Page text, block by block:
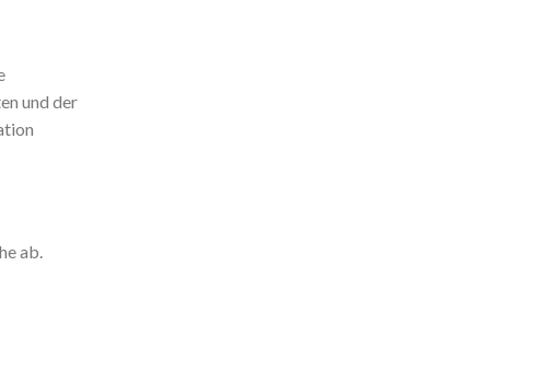
und der
ab.